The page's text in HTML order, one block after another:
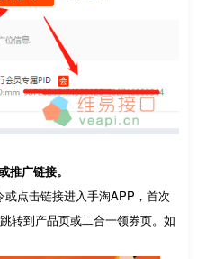
广链接。
或点击链接进入手淘APP，首次
转到产品页或二合一领券页。如